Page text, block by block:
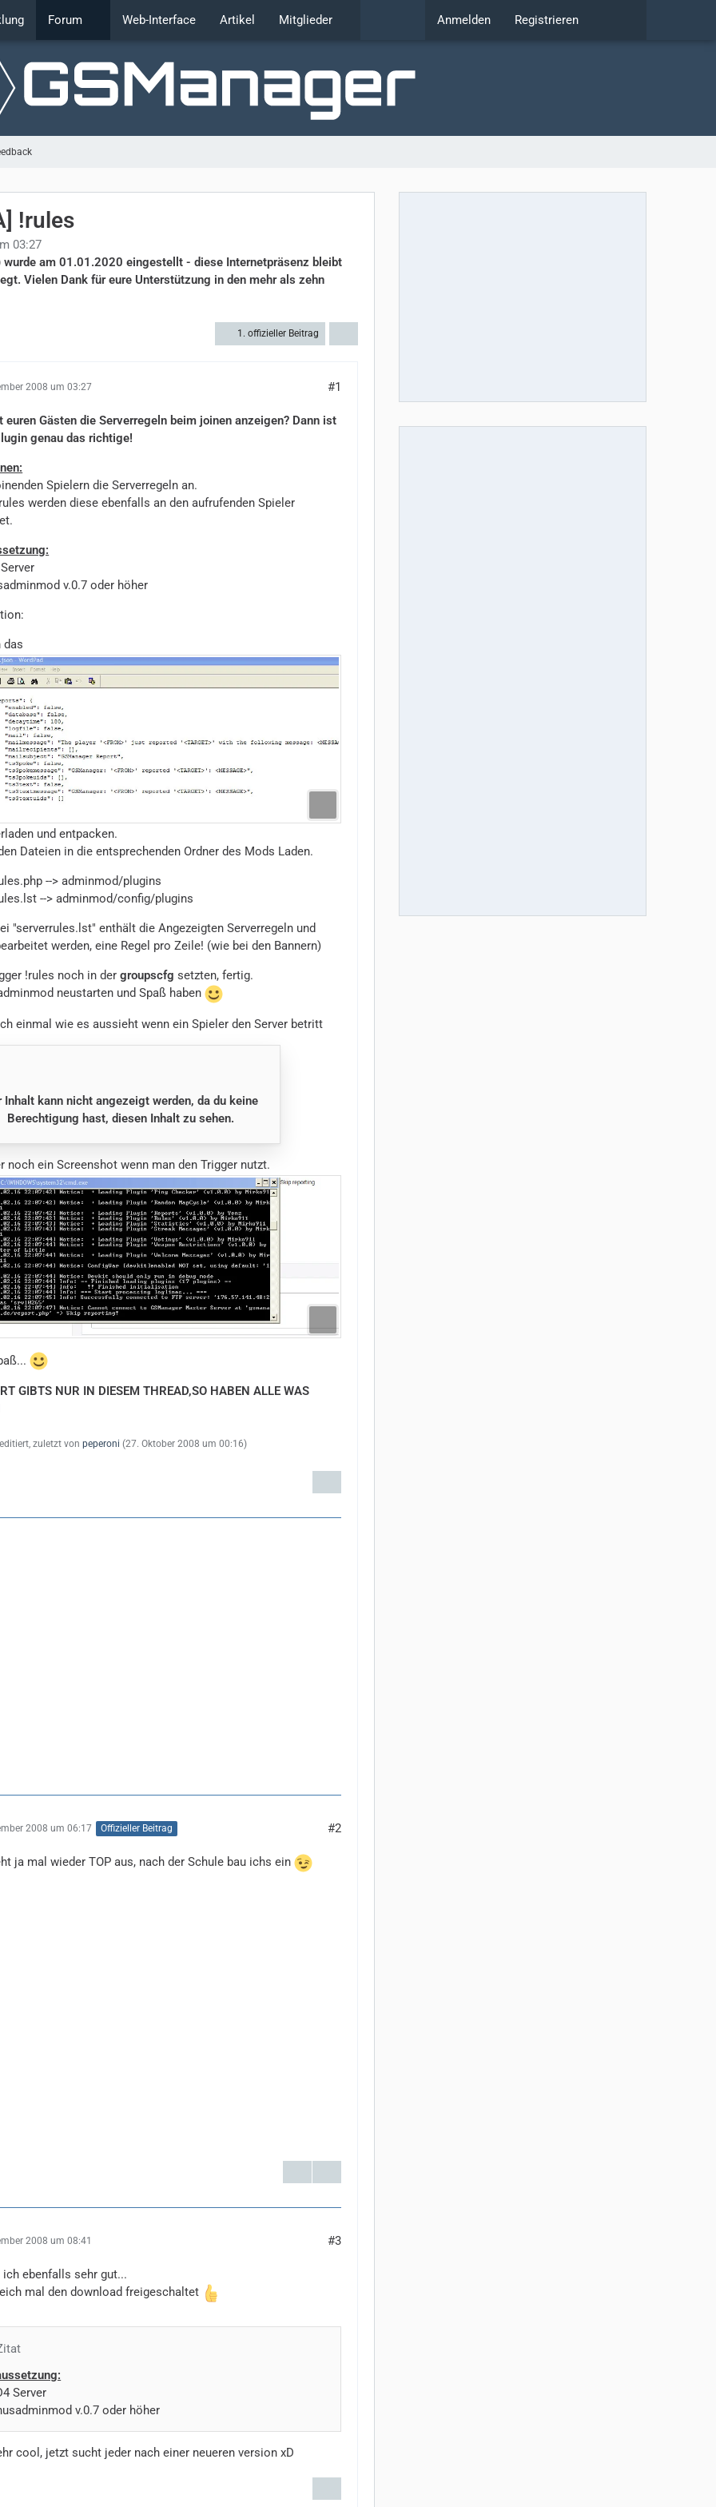
Forum Web-Interface Artikel Mitglieder Anmelden Registrieren
!rules
03:27
am 01.01.2020 eingestellt - diese Internetpräsenz bleibt
Vielen Dank für eure Unterstützung in den mehr als zehn
1. offizieller Beitrag
2008 um 03:27 #1
euren Gästen die Serverregeln beim joinen anzeigen? Dann ist
genau das richtige!
Spielern die Serverregeln an.
werden diese ebenfalls an den aufrufenden Spieler
v.0.7 oder höher
das
und entpacken.
Dateien in die entsprechenden Ordner des Mods Laden.
--> adminmod/plugins
--> adminmod/config/plugins
"serverrules.lst" enthält die Angezeigten Serverregeln und
werden, eine Regel pro Zeile! (wie bei den Bannern)
!rules noch in dergroupscfg setzten, fertig.
neustarten und Spaß haben
einmal wie es aussieht wenn ein Spieler den Server betritt
Inhalt kann nicht angezeigt werden, da du keine
Berechtigung hast, diesen Inhalt zu sehen.
noch ein Screenshot wenn man den Trigger nutzt.
GIBTS NUR IN DIESEM THREAD,SO HABEN ALLE WAS
zuletzt vonpeperoni (27. Oktober 2008 um 00:16)
2008 um 06:17 Offizieller Beitrag #2
ja mal wieder TOP aus, nach der Schule bau ichs ein
2008 um 08:41 #3
ich ebenfalls sehr gut...
mal den download freigeschaltet
Server
v.0.7 oder höher
cool, jetzt sucht jeder nach einer neueren version xD